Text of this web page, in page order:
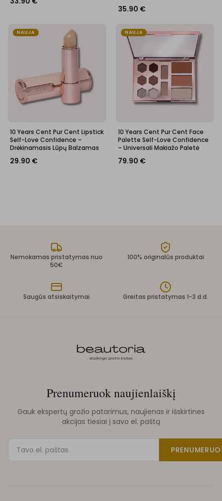
35.90 €
NAUJA
10 Years Cent Pur Cent Lipstick
Self-Love Confidence –
Drėkinamasis Lūpų Balzamas
29.90 €
NAUJA
10 Years Cent Pur Cent Face
Palette Self-Love Confidence
– Universali Makiažo Paletė
79.90 €
Nemokamas pristatymas nuo
50€
100% originalūs produktai
Saugūs atsiskaitymai Greitas pristatymas 1-3 d.d.
Prenumeruok naujienlaiškį
Gauk ekspertų grožio patarimus, naujienas ir išskirtines
akcijas tiesiai į savo el. paštą